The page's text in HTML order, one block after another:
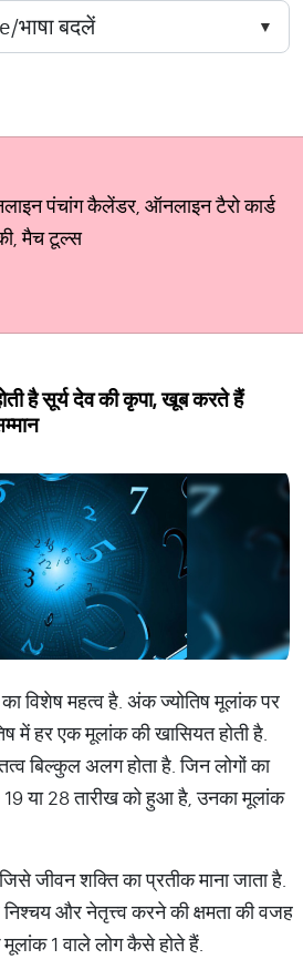
पंचांग कैलेंडर, ऑनलाइन टैरो कार्ड
मैच टूल्स
है सूर्य देव की कृपा, खूब करते हैं
विशेष महत्व है. अंक ज्योतिष मूलांक पर
में हर एक मूलांक की खासियत होती है.
बिल्कुल अलग होता है. जिन लोगों का
19 या 28 तारीख को हुआ है, उनका मूलांक
जीवन शक्ति का प्रतीक माना जाता है.
और नेतृत्त्व करने की क्षमता की वजह
1 वाले लोग कैसे होते हैं.